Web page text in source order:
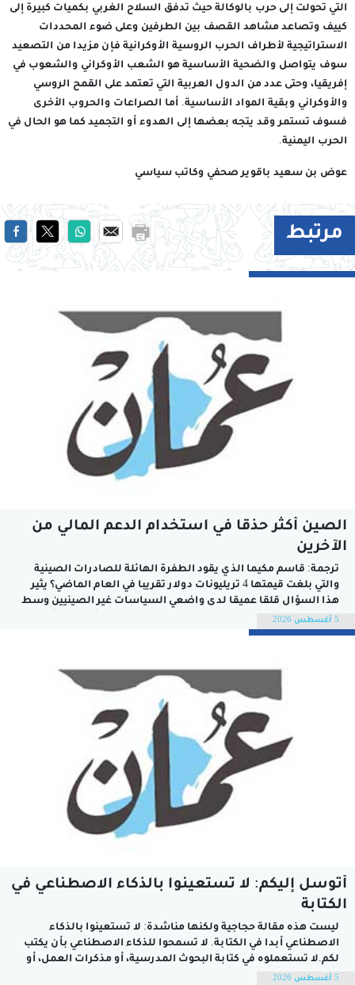
التي تحولت إلى حرب بالوكالة حيث تدفق السلاح الغربي بكميات كبيرة إلى
كييف وتصاعد مشاهد القصف بين الطرفين وعلى ضوء المحددات
الاستراتيجية لأطراف الحرب الروسية الأوكرانية فإن مزيدا من التصعيد
سوف يتواصل والضحية الأساسية هو الشعب الأوكراني والشعوب في
إفريقيا، وحتى عدد من الدول العربية التي تعتمد على القمح الروسي
والأوكراني وبقية المواد الأساسية. أما الصراعات والحروب الأخرى
فسوف تستمر وقد يتجه بعضها إلى الهدوء أو التجميد كما هو الحال في
الحرب اليمنية.
عوض بن سعيد باقوير صحفي وكاتب سياسي
مرتبط
الصين أكثر حذقا في استخدام الدعم المالي من
الآخرين
ترجمة: قاسم مكيما الذي يقود الطفرة الهائلة للصادرات الصينية
والتي بلغت قيمتها 4 تريليونات دولار تقريبا في العام الماضي؟ يثير
هذا السؤال قلقا عميقا لدى واضعي السياسات غير الصينيين وسط
مخاوف من «صدمة صينية» ثانية.هذا موضوع ظللت أفكر فيه أنا
بنفسي مؤخرا بعدما تجولت عبر الصين في قافلة «طريق الحرير»...
5 أغسطس 2026
أتوسل إليكم: لا تستعينوا بالذكاء الاصطناعي في
الكتابة
ليست هذه مقالة حجاجية ولكنها مناشدة: لا تستعينوا بالذكاء
الاصطناعي أبدا في الكتابة. لا تسمحوا للذكاء الاصطناعي بأن يكتب
لكم.لا تستعملوه في كتابة البحوث المدرسية، أو مذكرات العمل، أو
رسائلكم إلى أصهاركم، أو خطبكم التي تلقونها في اجتماعات
5 أغسطس 2026